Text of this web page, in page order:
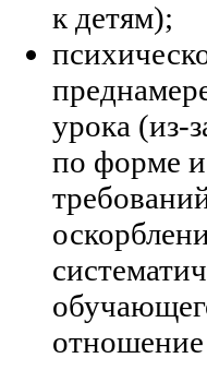
к детям);
урока (из-
по форме и
отношение